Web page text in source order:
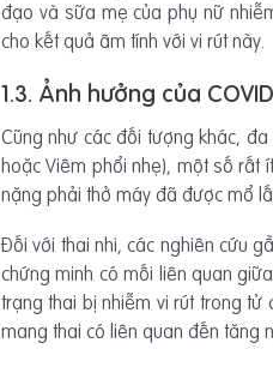
đạo và sữa mẹ của phụ nữ
cho kết quả âm tính với vi rút này.
1.3. Ảnh hưởng của
Cũng như các đối tượng khác,
hoặc Viêm phổi nhẹ), một số rất
nặng phải thở máy đã được mổ
Đối với thai nhi, các nghiên cứu
chứng minh có mối liên quan
trạng thai bị nhiễm vi rút trong tử
mang thai có liên quan đến tăng